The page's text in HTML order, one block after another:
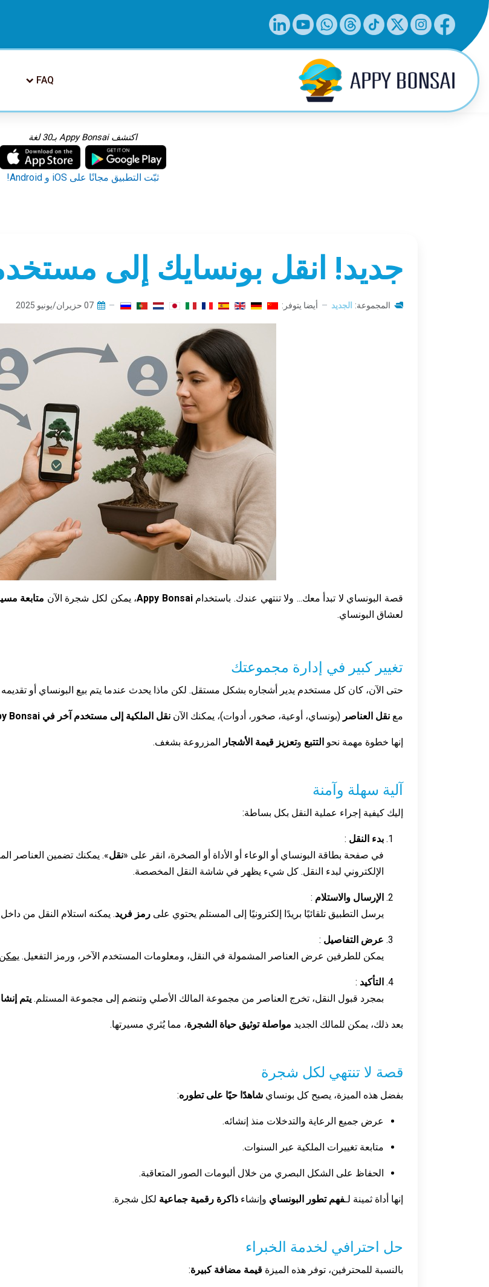
FAQ
اكتشف Appy Bonsai بـ30 لغة
ثبّت التطبيق مجانًا على iOS و Android!
جديد! انقل بونسايك إلى
المجموعة: الجديد أيضا يتوفر: 07 حزيران/يونيو 2025
قصة البونساي لا تبدأ معك... ولا تنتهي عندك. باستخدامAppy Bonsai، يمكن لكل شجرة الآن متابعة
لعشاق البونساي.
تغيير كبير في إدارة مجموعتك
حتى الآن، كان كل مستخدم يدير أشجاره بشكل مستقل. لكن ماذا يحدث عندما يتم بيع البونساي أو تقديمه
مع نقل العناصر (بونساي، أوعية، صخور، أدوات)، يمكنك الآن نقل الملكية إلى مستخدم آخر في Appy Bonsai
إنها خطوة مهمة نحو التتبع وتعزيز قيمة الأشجار المزروعة بشغف.
آلية سهلة وآمنة
إليك كيفية إجراء عملية النقل بكل بساطة:
بدء النقل :
في صفحة بطاقة البونساي أو الوعاء أو الأداة أو الصخرة، انقر على «نقل». يمكنك تضمين العناصر
الإلكتروني لبدء النقل. كل شيء يظهر في شاشة النقل المخصصة.
الإرسال والاستلام :
يرسل التطبيق تلقائيًا بريدًا إلكترونيًا إلى المستلم يحتوي على رمز فريد. يمكنه استلام النقل من داخل
عرض التفاصيل :
يمكن للطرفين عرض العناصر المشمولة في النقل، ومعلومات المستخدم الآخر، ورمز التفعيل.
التأكيد :
بمجرد قبول النقل، تخرج العناصر من مجموعة المالك الأصلي وتنضم إلى مجموعة المستلم. يتم
بعد ذلك، يمكن للمالك الجديد مواصلة توثيق حياة الشجرة، مما يُثري مسيرتها.
قصة لا تنتهي لكل شجرة
بفضل هذه الميزة، يصبح كل بونساي شاهدًا حيًا على تطوره:
عرض جميع الرعاية والتدخلات منذ إنشائه.
متابعة تغييرات الملكية عبر السنوات.
الحفاظ على الشكل البصري من خلال ألبومات الصور المتعاقبة.
إنها أداة ثمينة لـفهم تطور البونساي وإنشاء ذاكرة رقمية جماعية لكل شجرة.
حل احترافي لخدمة الخبراء
بالنسبة للمحترفين، توفر هذه الميزة قيمة مضافة كبيرة: